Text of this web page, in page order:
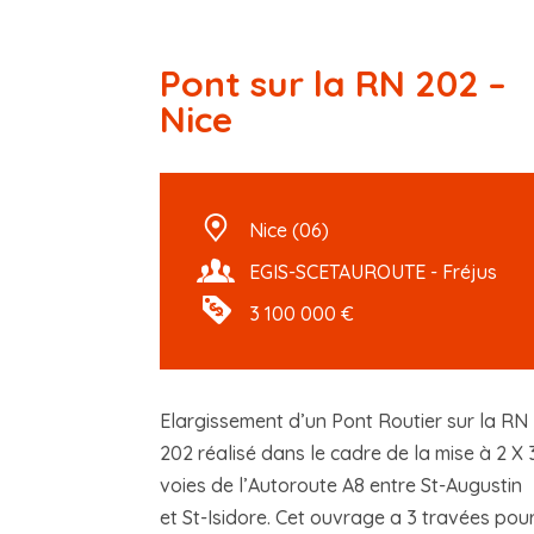
Pont sur la RN 202 –
Nice
Nice (06)
EGIS-SCETAUROUTE - Fréjus
3 100 000 €
Elargissement d’un Pont Routier sur la RN
202 réalisé dans le cadre de la mise à 2 X
voies de l’Autoroute A8 entre St-Augustin
et St-Isidore. Cet ouvrage a 3 travées